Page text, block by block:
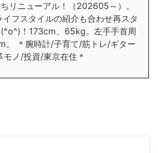
リニューアル！（202605～）。
フスタイルの紹介も合わせ再スタ
！173cm、65kg。左手手首周
。 ＊腕時計/子育て/筋トレ/ギター
モノ/投資/東京在住＊